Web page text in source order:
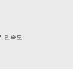
만족도:--